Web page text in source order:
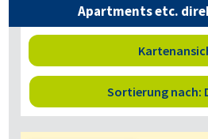
Apartments etc.
Sortierung nach: